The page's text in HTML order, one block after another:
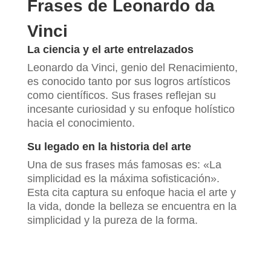
Frases de Leonardo da
Vinci
La ciencia y el arte entrelazados
Leonardo da Vinci, genio del Renacimiento,
es conocido tanto por sus logros artísticos
como científicos. Sus frases reflejan su
incesante curiosidad y su enfoque holístico
hacia el conocimiento.
Su legado en la historia del arte
Una de sus frases más famosas es: «La
simplicidad es la máxima sofisticación».
Esta cita captura su enfoque hacia el arte y
la vida, donde la belleza se encuentra en la
simplicidad y la pureza de la forma.